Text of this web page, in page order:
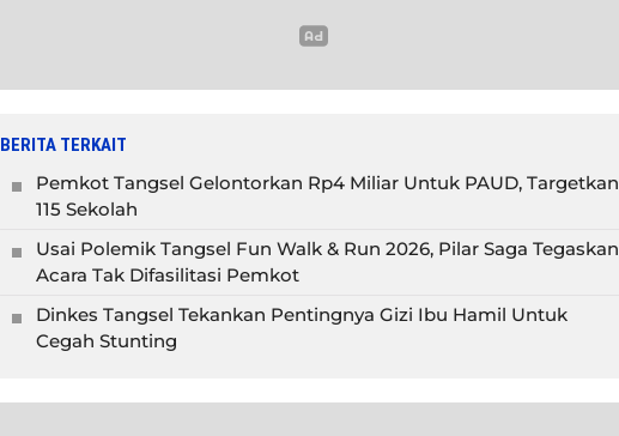
BERITA TERKAIT
Pemkot Tangsel Gelontorkan Rp4 Miliar Untuk PAUD, Targetkan
115 Sekolah
Usai Polemik Tangsel Fun Walk & Run 2026, Pilar Saga Tegaskan
Acara Tak Difasilitasi Pemkot
Dinkes Tangsel Tekankan Pentingnya Gizi Ibu Hamil Untuk
Cegah Stunting